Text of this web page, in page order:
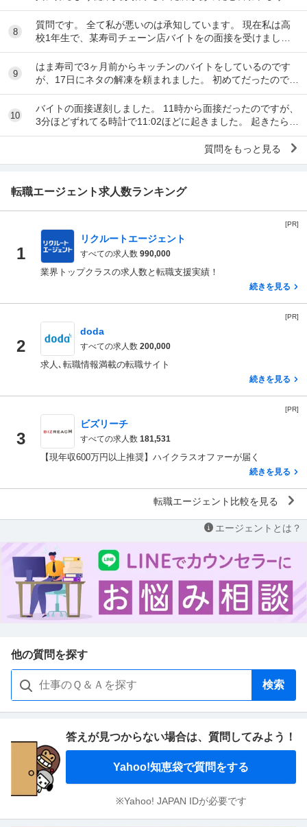
事実ですか。テナント名は分かりますか。
8
質問です。 全て私が悪いのは承知しています。 現在私は高
校1年生で、某寿司チェーン店バイトをの面接を受けまし
た。面接をし、その場で採用をもらいました。そし...
9
はま寿司で3ヶ月前からキッチンのバイトをしているのです
が、17日にネタの解凍を頼まれました。 初めてだったのです
が、ネタを出し冷蔵庫にいれてる時に、こんな...
10
バイトの面接遅刻しました。 11時から面接だったのですが、
3分ほどずれてる時計で11:02ほどに起きました。 起きたらス
マホの充電が切れていて、とりあえ...
質問をもっと見る
転職エージェント求人数ランキング
[PR]
1
リクルートエージェント
すべての求人数 990,000
業界トップクラスの求人数と転職支援実績！
続きを見る
[PR]
2
doda
すべての求人数 200,000
求人､転職情報満載の転職サイト
続きを見る
[PR]
3
ビズリーチ
すべての求人数 181,531
【現年収600万円以上推奨】ハイクラスオファーが届く
続きを見る
転職エージェント比較を見る
エージェントとは？
他の質問を探す
検索
答えが見つからない場合は、 質問してみよう！
Yahoo!知恵袋で質問をする
※Yahoo! JAPAN IDが必要です